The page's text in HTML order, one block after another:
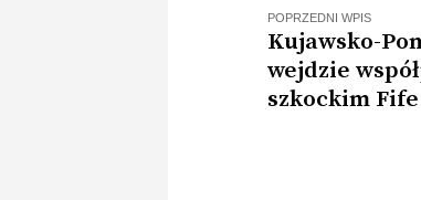
POPRZEDNI WPIS
Kujawsko-
wejdzie
szkockim Fife